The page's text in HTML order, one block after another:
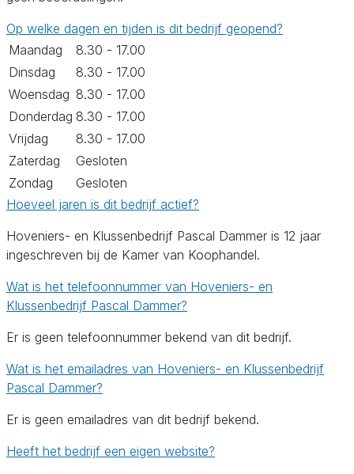
Op welke dagen en tijden is dit bedrijf geopend?
Maandag
8.30 - 17.00
Dinsdag
8.30 - 17.00
Woensdag 8.30 - 17.00
Donderdag 8.30 - 17.00
Vrijdag
8.30 - 17.00
Zaterdag
Gesloten
Zondag
Gesloten
Hoeveel jaren is dit bedrijf actief?
Hoveniers- en Klussenbedrijf Pascal Dammer is 12 jaar
ingeschreven bij de Kamer van Koophandel.
Wat is het telefoonnummer van Hoveniers- en
Klussenbedrijf Pascal Dammer?
Er is geen telefoonnummer bekend van dit bedrijf.
Wat is het emailadres van Hoveniers- en Klussenbedrijf
Pascal Dammer?
Er is geen emailadres van dit bedrijf bekend.
Heeft het bedrijf een eigen website?